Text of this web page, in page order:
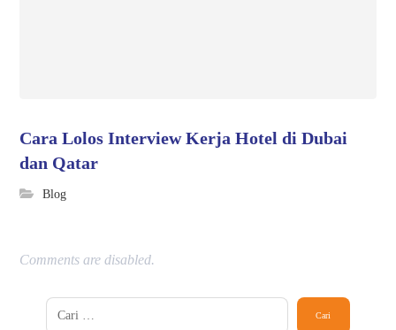
Cara Lolos Interview Kerja Hotel di Dubai
dan Qatar
Blog
Comments are disabled.